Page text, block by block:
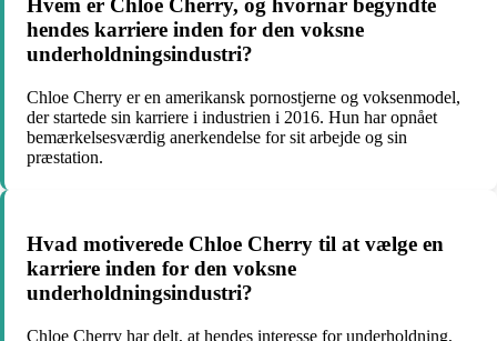
Hvem er Chloe Cherry, og hvornår begyndte
hendes karriere inden for den voksne
underholdningsindustri?
Chloe Cherry er en amerikansk pornostjerne og voksenmodel,
der startede sin karriere i industrien i 2016. Hun har opnået
bemærkelsesværdig anerkendelse for sit arbejde og sin
præstation.
Hvad motiverede Chloe Cherry til at vælge en
karriere inden for den voksne
underholdningsindustri?
Chloe Cherry har delt, at hendes interesse for underholdning,